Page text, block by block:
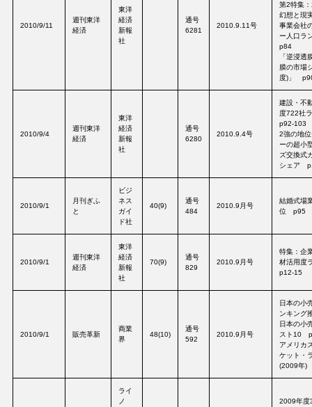
2010/9/11
週刊東洋
経済
東洋
経済
新報
社
通号
6281
2010.9.11号
第2特集
幻想と現
事業会社
ー人口
p84
「逆浸透
膜の市場
度)」
2010/9/4
週刊東洋
経済
東洋
経済
新報
社
通号
6280
2010.9.4号
建設・不
度722社
p92-103
2強の地
ーの超小
ズ交換式
シェア
2010/9/1
月刊ぎふ
と
ビジ
ネス
ガイ
ド社
40(9)
通号
484
2010.9月号
結婚式場
位 p95
2010/9/1
週刊東洋
経済
東洋
経済
新報
社
70(9)
通号
829
2010.9月号
特集：企
材活用度
p12-15
2010/9/1 販売革新
商業
界
48(10)
通号
592
2010.9月号
日本の小
ンキン
日本の小
スト10
アメリカ
ケット・
(2009年)
ライ
ノ
2009年度